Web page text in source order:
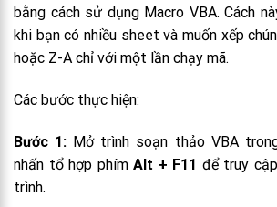
bằng cách sử dụng Macro VBA. Cách
khi bạn có nhiều sheet và muốn xếp
hoặc Z-A chỉ với một lần chạy mã.
Các bước thực hiện:
Bước 1: Mở trình soạn thảo VBA
nhấn tổ hợp phímAlt + F11 để truy
trình.